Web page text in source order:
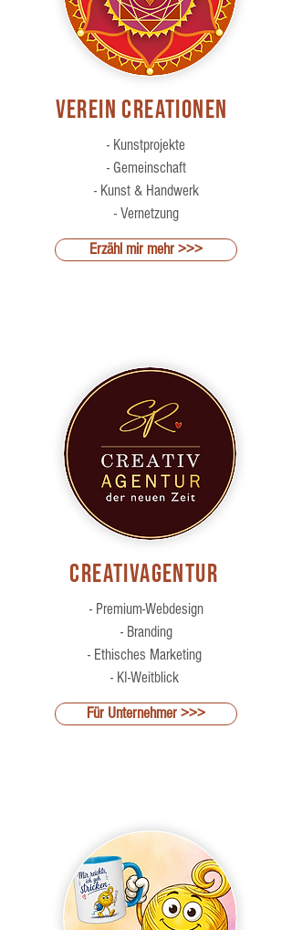
Verein Creationen
- Kunstprojekte
- Gemeinschaft
- Kunst & Handwerk
- Vernetzung
Erzähl mir mehr >>>
CreativAgentur
- Premium-Webdesign
- Branding
- Ethisches Marketing
- KI-Weitblick
Für Unternehmer >>>